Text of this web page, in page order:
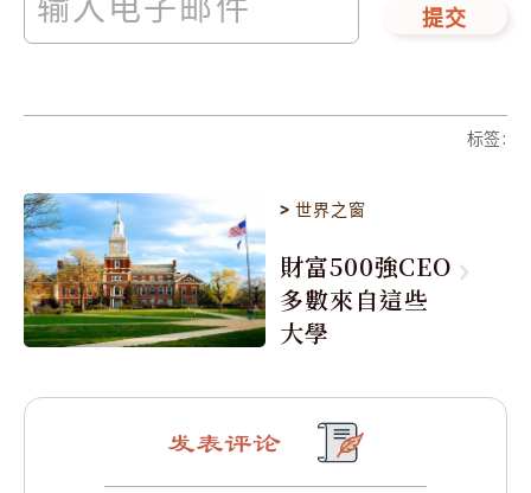
提交
标签:
>世界之窗
財富500強CEO
多數來自這些
大學
发表评论